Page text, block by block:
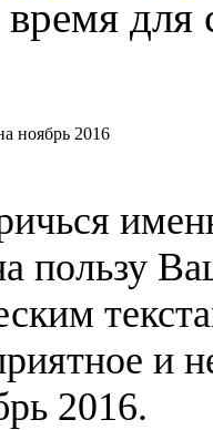
время
ноябрь 2016
пользу
и
2016.